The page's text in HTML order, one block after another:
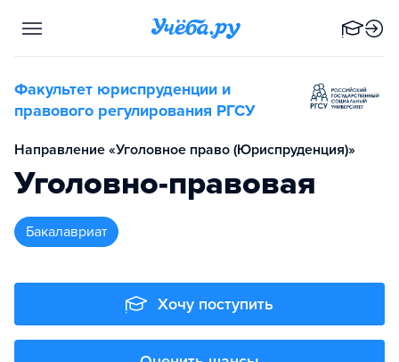
Факультет юриспруденции и
правового регулирования РГСУ
Направление «Уголовное право (Юриспруденция)»
Уголовно-правовая
бакалавриат
Хочу поступить